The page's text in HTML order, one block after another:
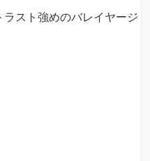
スト強めのバレイヤージ